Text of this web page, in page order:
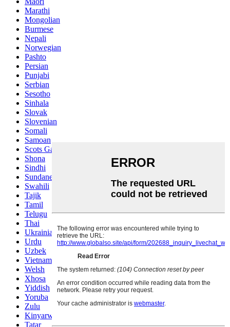
Marathi
Mongolian
Burmese
Nepali
Norwegian
Pashto
Persian
Punjabi
Serbian
Sesotho
Sinhala
Slovak
Slovenian
Somali
Samoan
Scots Gaelic
Shona
Sindhi
Sundanese
Swahili
Tajik
Tamil
Telugu
Thai
Ukrainian
Urdu
Uzbek
Vietnamese
Welsh
Xhosa
Yiddish
Yoruba
Zulu
Kinyarwanda
Tatar